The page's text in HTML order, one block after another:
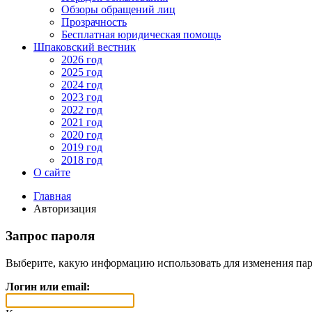
Обзоры обращений лиц
Прозрачность
Бесплатная юридическая помощь
Шпаковский вестник
2026 год
2025 год
2024 год
2023 год
2022 год
2021 год
2020 год
2019 год
2018 год
О сайте
Главная
Авторизация
Запрос пароля
Выберите, какую информацию использовать для изменения
Логин или email: